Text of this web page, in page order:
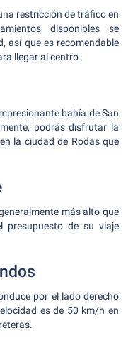
restricción de tráfico en
disponibles se
así que es recomendable
llegar al centro.
bahía de San
podrás disfrutar la
la ciudad de Rodas que
más alto que
presupuesto de su viaje
por el lado derecho
es de 50 km/h en